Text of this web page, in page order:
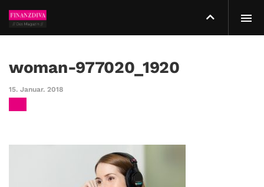
woman-977020_1920
15. Januar. 2018